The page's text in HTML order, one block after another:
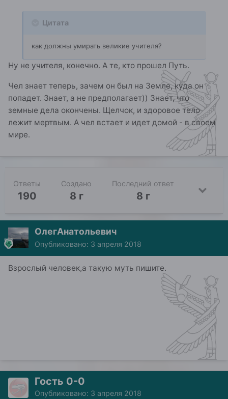
Цитата
как должны умирать великие учителя?
Ну не учителя, конечно. А те, кто прошел Путь.
Чел знает теперь, зачем он был на Земле, куда он
попадет. Знает, а не предполагает)) Знает, что
земные дела окончены. Щелчок, и здоровое тело
лежит мертвым. А чел встает и идет домой - в своем
мире.
Ответы
190
Создано
8 г
Последний ответ
8 г
ОлегАнатольевич
Опубликовано: 3 апреля 2018
Взрослый человек,а такую муть пишите.
Гость 0-0
Опубликовано: 3 апреля 2018